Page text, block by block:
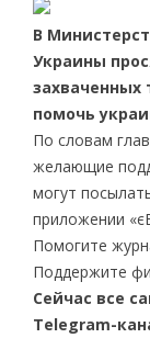
В
Украины
захваченных
помочь
По словам
желающие
могут
приложении
Помогите
Поддержите
Сейчас все
Telegram-